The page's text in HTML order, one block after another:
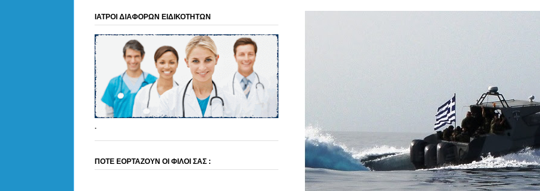
ΙΑΤΡΟΙ ΔΙΑΦΟΡΩΝ ΕΙΔΙΚΟΤΗΤΩΝ
.
ΠΟΤΕ ΕΟΡΤΑΖΟΥΝ ΟΙ ΦΙΛΟΙ ΣΑΣ :